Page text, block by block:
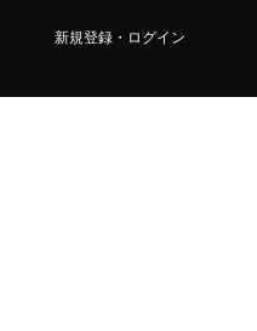
新規登録・ログイン